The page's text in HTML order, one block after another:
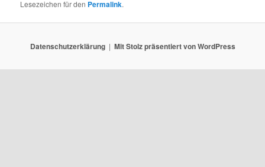
Lesezeichen für den Permalink.
Datenschutzerklärung Mit Stolz präsentiert von WordPress